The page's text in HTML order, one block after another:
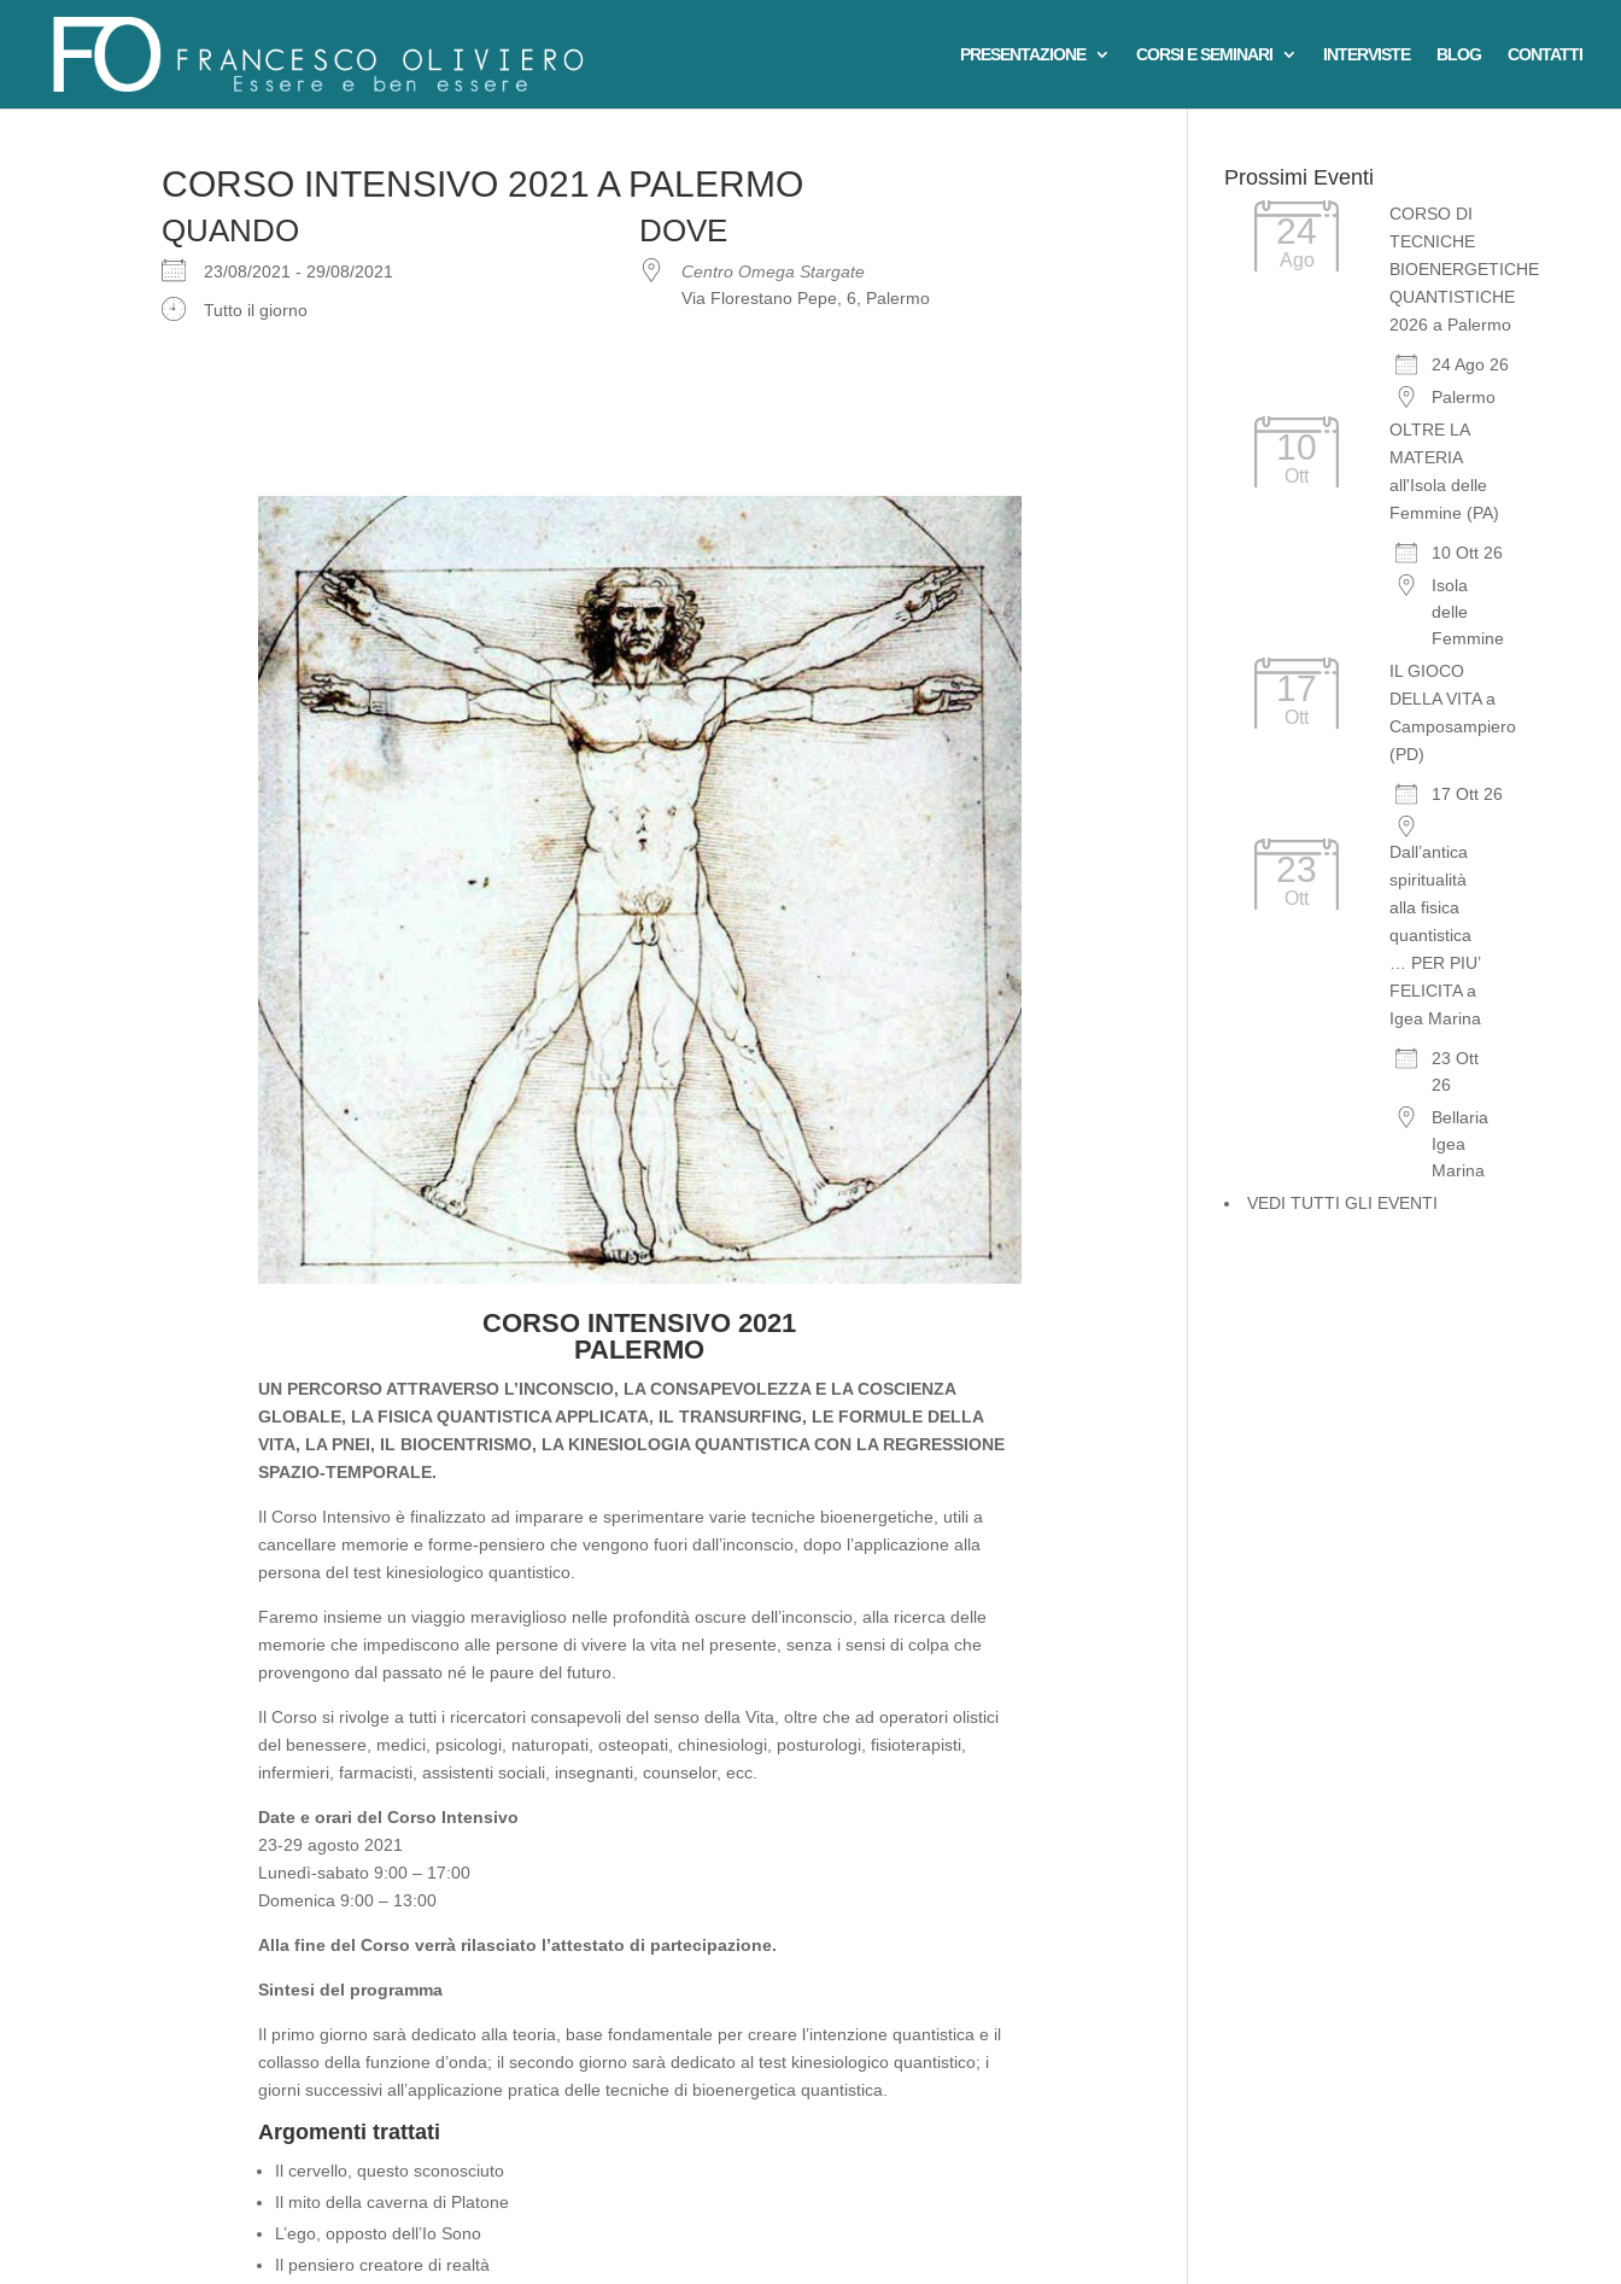
PRESENTAZIONE CORSI E SEMINARI INTERVISTE BLOG CONTATTI
CORSO INTENSIVO 2021 A PALERMO
QUANDO
23/08/2021 - 29/08/2021
Tutto il giorno
DOVE
Centro Omega Stargate
Via Florestano Pepe, 6, Palermo
CORSO INTENSIVO 2021
PALERMO
UN PERCORSO ATTRAVERSO L’INCONSCIO, LA CONSAPEVOLEZZA E LA COSCIENZA
GLOBALE, LA FISICA QUANTISTICA APPLICATA, IL TRANSURFING, LE FORMULE DELLA
VITA, LA PNEI, IL BIOCENTRISMO, LA KINESIOLOGIA QUANTISTICA CON LA REGRESSIONE
SPAZIO-TEMPORALE.
Il Corso Intensivo è finalizzato ad imparare e sperimentare varie tecniche bioenergetiche, utili a
cancellare memorie e forme-pensiero che vengono fuori dall’inconscio, dopo l’applicazione alla
persona del test kinesiologico quantistico.
Faremo insieme un viaggio meraviglioso nelle profondità oscure dell’inconscio, alla ricerca delle
memorie che impediscono alle persone di vivere la vita nel presente, senza i sensi di colpa che
provengono dal passato né le paure del futuro.
Il Corso si rivolge a tutti i ricercatori consapevoli del senso della Vita, oltre che ad operatori olistici
del benessere, medici, psicologi, naturopati, osteopati, chinesiologi, posturologi, fisioterapisti,
infermieri, farmacisti, assistenti sociali, insegnanti, counselor, ecc.
Date e orari del Corso Intensivo
23-29 agosto 2021
Lunedì-sabato 9:00 – 17:00
Domenica 9:00 – 13:00
Alla fine del Corso verrà rilasciato l’attestato di partecipazione.
Sintesi del programma
Il primo giorno sarà dedicato alla teoria, base fondamentale per creare l’intenzione quantistica e il
collasso della funzione d’onda; il secondo giorno sarà dedicato al test kinesiologico quantistico; i
giorni successivi all’applicazione pratica delle tecniche di bioenergetica quantistica.
Argomenti trattati
Il cervello, questo sconosciuto
Il mito della caverna di Platone
L’ego, opposto dell’Io Sono
Il pensiero creatore di realtà
Prossimi Eventi
24
Ago
CORSO DI
TECNICHE
BIOENERGETICHE
QUANTISTICHE
2026 a Palermo
24 Ago 26
Palermo
10
Ott
OLTRE LA
MATERIA
all'Isola delle
Femmine (PA)
10 Ott 26
Isola
delle
Femmine
17
Ott
IL GIOCO
DELLA VITA a
Camposampiero
(PD)
17 Ott 26
23
Ott
Dall’antica
spiritualità
alla fisica
quantistica
… PER PIU’
FELICITA a
Igea Marina
23 Ott
26
Bellaria
Igea
Marina
VEDI TUTTI GLI EVENTI